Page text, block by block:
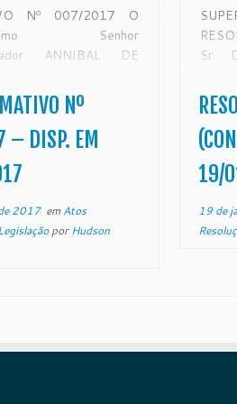
Nº 007/2017 O
Senhor
ANNIBAL DE
de Justiça do
Santo, no uso de
legais e,
o disposto na
185/2013, […]
Nº
– DISP. EM
2017em Atos
porHudson
Sr.
19/
19 de